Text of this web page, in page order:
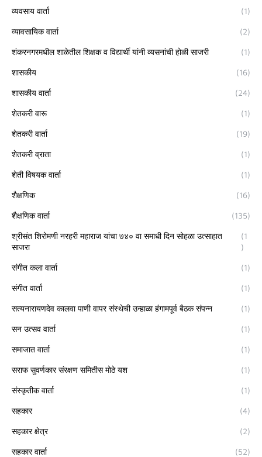
व्यवसाय वार्ता (1)
व्यावसायिक वार्ता (2)
शंकरनगरमधील शाळेतील शिक्षक व विद्यार्थी यांनी व्यसनांची होळी साजरी (1)
शासकीय (16)
शासकीय वार्ता (24)
शेतकरी वारू (1)
शेतकरी वार्ता (19)
शेतकरी व्राता (1)
शेती विषयक वार्ता (1)
शैक्षणिक (16)
शैक्षणिक वार्ता (135)
श्रीसंत शिरोमणी नरहरी महाराज यांचा ७४० वा समाधी दिन सोहळा उत्साहात
साजरा
(1
)
संगीत कला वार्ता (1)
संगीत वार्ता (1)
सत्यनारायणदेव कालवा पाणी वापर संस्थेची उन्हाळा हंगामपूर्व बैठक संपन्न (1)
सन उत्सव वार्ता (1)
समाजात वार्ता (1)
सराफ सुवर्णकार संरक्षण समितीस मोठे यश (1)
संस्कृतीक वार्ता (1)
सहकार (4)
सहकार क्षेत्र (2)
सहकार वार्ता (52)